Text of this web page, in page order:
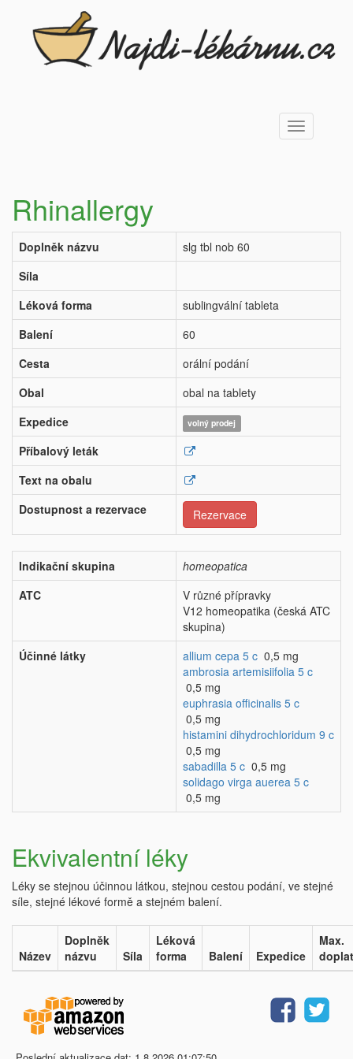
Toggle
navigation
Rhinallergy
Doplněk názvu
slg tbl nob 60
Síla
Léková forma
sublingvální tableta
Balení
60
Cesta
orální podání
Obal
obal na tablety
Expedice
volný prodej
Příbalový leták
Text na obalu
Dostupnost a rezervace
Rezervace
Indikační skupina
homeopatica
ATC
V různé přípravky
V12 homeopatika (česká ATC
skupina)
Účinné látky
allium cepa 5 c 0,5 mg
ambrosia artemisiifolia 5 c
0,5 mg
euphrasia officinalis 5 c
0,5 mg
histamini dihydrochloridum 9 c
0,5 mg
sabadilla 5 c 0,5 mg
solidago virga auerea 5 c
0,5 mg
Ekvivalentní léky
Léky se stejnou účinnou látkou, stejnou cestou podání, ve stejné
síle, stejné lékové formě a stejném balení.
Název
Doplněk
názvu
Síla
Léková
forma
Balení Expedice
Max.